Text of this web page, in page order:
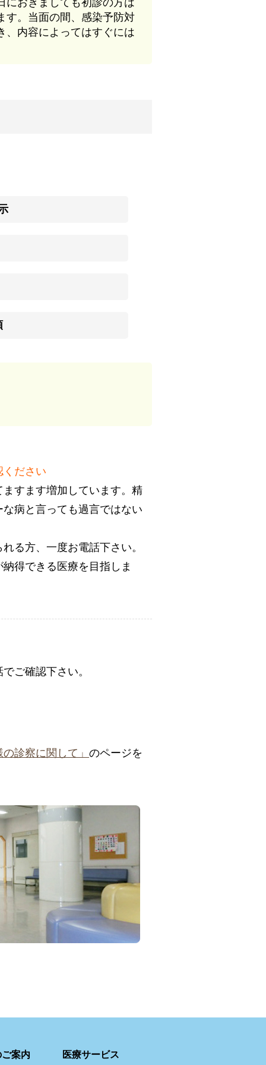
おきましても初診の方は
す。当面の間、感染予防対
、内容によってはすぐには
ください
すます増加しています。精
病と言っても過言ではない
る方、一度お電話下さい。
得できる医療を目指しま
ご確認下さい。
診察に関して」 のページを
案内 医療サービス